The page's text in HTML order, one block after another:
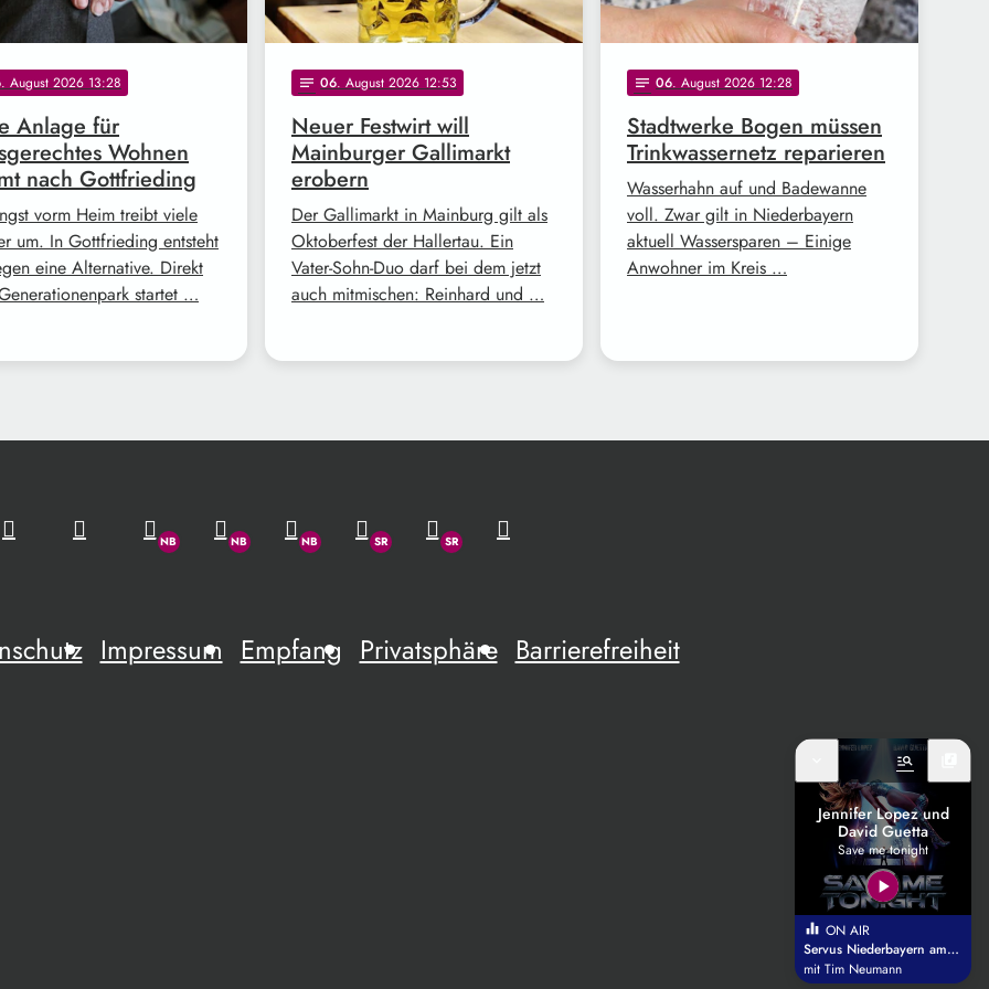
. August 2026 13:28
Anlage für
Wohnen
nach Gottfrieding
vorm Heim treibt viele
um. In Gottfrieding entsteht
eine Alternative. Direkt
startet …
notes 06. August 2026 12:53
Neuer Festwirt will
Mainburger Gallimarkt
erobern
Der Gallimarkt in Mainburg gilt als
Oktoberfest der Hallertau. Ein
Vater-Sohn-Duo darf bei dem jetzt
auch mitmischen: Reinhard und …
notes 06. August 2026 12:28
Stadtwerke Bogen müssen
Trinkwassernetz reparieren
Wasserhahn auf und Badewanne
voll. Zwar gilt in Niederbayern
aktuell Wassersparen – Einige
Anwohner im Kreis …
Impressum Empfang Privatsphäre Barrierefreiheit
manage_search
Jennifer Lopez und
David Guetta
Save me tonight
play_arrow
equalizer ON AIR
Servus Niederbayern am Mittag
mit Tim Neumann